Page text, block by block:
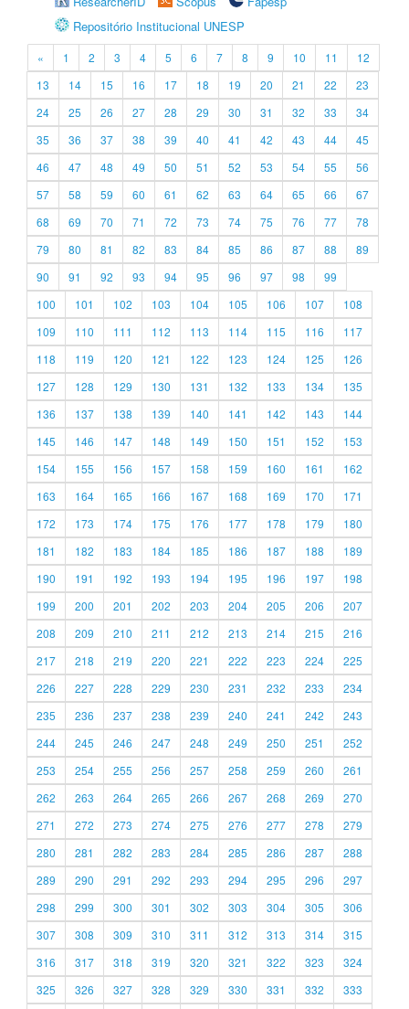
Repositório Institucional UNESP
« 1 2 3 4 5 6 7 8 9 10 11
12
13
14 15 16 17 18 19 20 21 22
23
24
25 26 27 28 29 30 31 32 33
34
35
36 37 38 39 40 41 42 43 44
45
46
47 48 49 50 51 52 53 54 55
56
57
58 59 60 61 62 63 64 65 66
67
68
69 70 71 72 73 74 75 76 77
78
79
80 81 82 83 84 85 86 87 88
89
90
91 92 93 94 95 96 97 98
99
100
101 102 103 104 105 106 107
108
109
110 111 112 113 114 115 116
117
118
119 120 121 122 123 124 125
126
127
128 129 130 131 132 133 134
135
136
137 138 139 140 141 142 143
144
145
146 147 148 149 150 151 152
153
154
155 156 157 158 159 160 161
162
163
164 165 166 167 168 169 170
171
172
173 174 175 176 177 178 179
180
181
182 183 184 185 186 187 188
189
190
191 192 193 194 195 196 197
198
199
200 201 202 203 204 205 206
207
208
209 210 211 212 213 214 215
216
217
218 219 220 221 222 223 224
225
226
227 228 229 230 231 232 233
234
235
236 237 238 239 240 241 242
243
244
245 246 247 248 249 250 251
252
253
254 255 256 257 258 259 260
261
262
263 264 265 266 267 268 269
270
271
272 273 274 275 276 277 278
279
280
281 282 283 284 285 286 287
288
289
290 291 292 293 294 295 296
297
298
299 300 301 302 303 304 305
306
307
308 309 310 311 312 313 314
315
316
317 318 319 320 321 322 323
324
325
326 327 328 329 330 331 332 333